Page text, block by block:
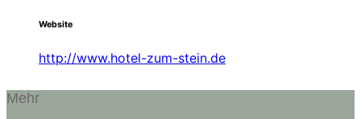
Website
http://www.hotel-zum-stein.de
Mehr